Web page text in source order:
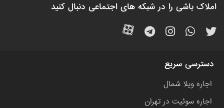
املاک باشی را در شبکه های اجتماعی دنبال کنید
دسترسی سریع
اجاره ویلا شمال
اجاره سوئیت در تهران